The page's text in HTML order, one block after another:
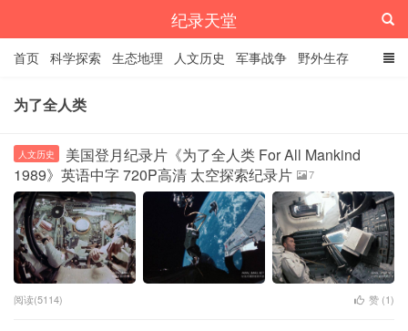
纪录天堂
首页 科学探索 生态地理 人文历史 军事战争 野外生存
经典纪录 4K纪录片
为了全人类
人文历史
美国登月纪录片《为了全人类 For All Mankind
1989》英语中字 720P高清 太空探索纪录片
7
阅读(5114) 赞 (1)